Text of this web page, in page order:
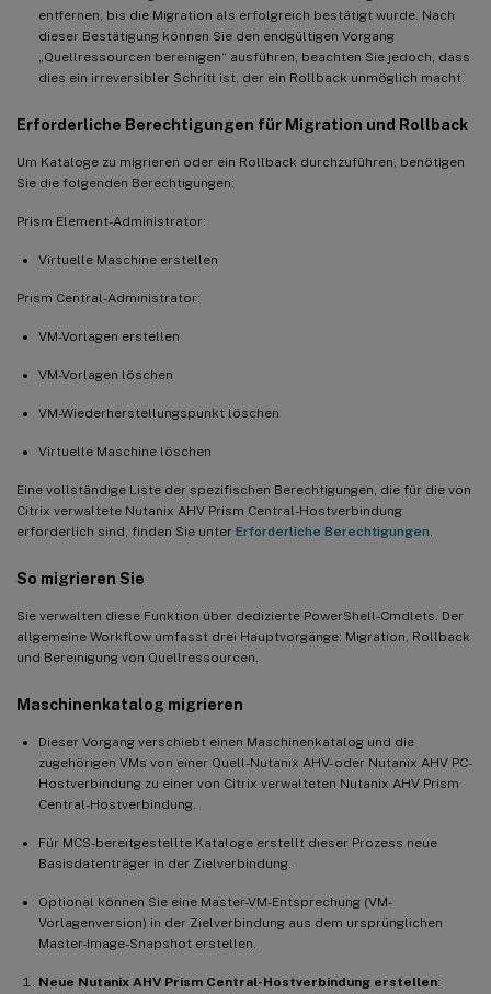
entfernen, bis die Migration als erfolgreich bestätigt wurde. Nach
dieser Bestätigung können Sie den endgültigen Vorgang
„Quellressourcen bereinigen“ ausführen, beachten Sie jedoch, dass
dies ein irreversibler Schritt ist, der ein Rollback unmöglich macht.
Erforderliche Berechtigungen für Migration und Rollback
Um Kataloge zu migrieren oder ein Rollback durchzuführen, benötigen
Sie die folgenden Berechtigungen:
Prism Element-Administrator:
Virtuelle Maschine erstellen
Prism Central-Administrator:
VM-Vorlagen erstellen
VM-Vorlagen löschen
VM-Wiederherstellungspunkt löschen
Virtuelle Maschine löschen
Eine vollständige Liste der spezifischen Berechtigungen, die für die von
Citrix verwaltete Nutanix AHV Prism Central-Hostverbindung
erforderlich sind, finden Sie unter Erforderliche Berechtigungen.
So migrieren Sie
Sie verwalten diese Funktion über dedizierte PowerShell-Cmdlets. Der
allgemeine Workflow umfasst drei Hauptvorgänge: Migration, Rollback
und Bereinigung von Quellressourcen.
Maschinenkatalog migrieren
Dieser Vorgang verschiebt einen Maschinenkatalog und die
zugehörigen VMs von einer Quell-Nutanix AHV- oder Nutanix AHV PC-
Hostverbindung zu einer von Citrix verwalteten Nutanix AHV Prism
Central-Hostverbindung.
Für MCS-bereitgestellte Kataloge erstellt dieser Prozess neue
Basisdatenträger in der Zielverbindung.
Optional können Sie eine Master-VM-Entsprechung (VM-
Vorlagenversion) in der Zielverbindung aus dem ursprünglichen
Master-Image-Snapshot erstellen.
Neue Nutanix AHV Prism Central-Hostverbindung erstellen: